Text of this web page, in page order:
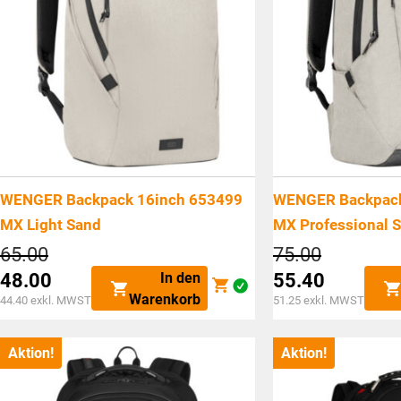
WENGER Backpack 16inch 653499
MX Light Sand
65.00Ursprünglicher
Preis
war:
CHF65.00
48.00
Aktueller
ist:
CHF48.00.
44.40 exkl. MWST
In den
Warenkorb
WENGER
MX Professional
75.00
Preis
war:
55.40
Aktueller
ist:
CHF55.40.
51.25 exkl. MWST
Aktion! Aktion!